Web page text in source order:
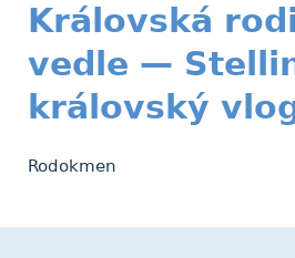
Královská
vedle —
královský
Rodokmen